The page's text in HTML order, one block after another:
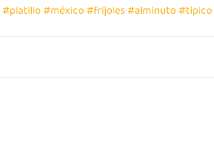
#platillo#méxico#frijoles#alminuto#tipico